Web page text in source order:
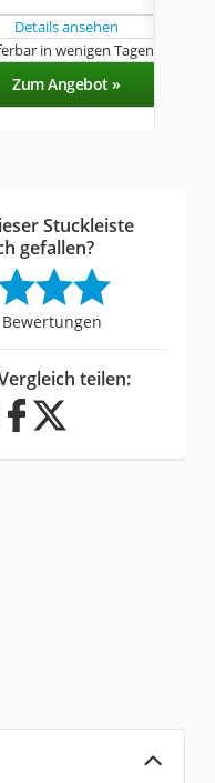
Details ansehen
in wenigen Tagen
Zum Angebot »
Stuckleiste
gefallen?
Bewertungen
teilen: